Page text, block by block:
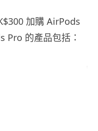
加購 AirPods
Pro 的產品包括：